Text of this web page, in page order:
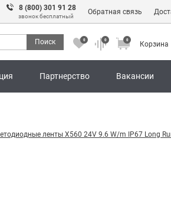
8 (800) 301 91 28
звонок бесплатный
Обратная связь
Поиск 0 0 0
Корзина
Партнерство Вакансии
91 28 Корзина
ленты X560 24V 9.6 W/m IP67 Long